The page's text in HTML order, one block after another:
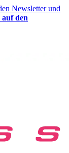
Newsletter und
den